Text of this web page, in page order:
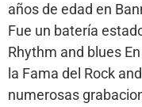
años de edad en
Fue un batería
Rhythm and blues
la Fama del Rock
numerosas